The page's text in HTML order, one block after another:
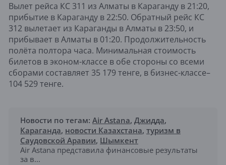
Вылет рейса КС 311 из Алматы в Караганду в 21:20,
прибытие в Караганду в 22:50. Обратный рейс КС
312 вылетает из Караганды в Алматы в 23:50, и
прибывает в Алматы в 01:20. Продолжительность
полёта полтора часа. Минимальная стоимость
билетов в эконом-классе в обе стороны со всеми
сборами составляет 35 179 тенге, в бизнес-классе–
104 529 тенге.
Новости по тегам: Air Astana, Джидда,
Караганда, новости Казахстана, туризм в
Саудовской Аравии, Шымкент
Air Astana представила финансовые результаты
за в...